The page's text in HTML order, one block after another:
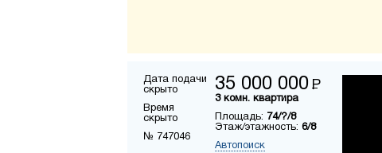
Дата подачи
скрыто
Время
скрыто
№ 747046
35 000 000 Р
3 комн. квартира
Площадь: 74/?/8
Этаж/этажность: 6/8
Автопоиск